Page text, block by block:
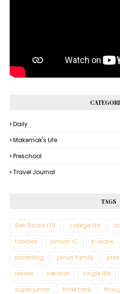
Daily
Makemak's Life
Preschool
Travel Journal
TAGS
8eh Radio ITB college life
foodies
jaman IC k-wave
parenting
pinus family
review
sekolah single life
super junior
think tank